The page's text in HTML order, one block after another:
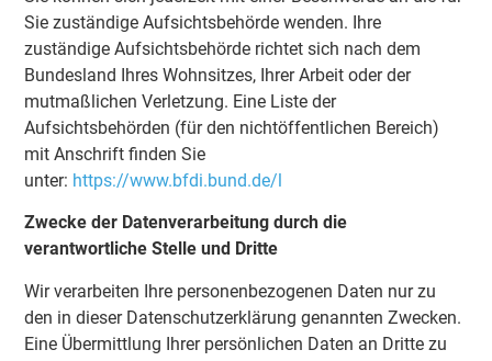
Sie zuständige Aufsichtsbehörde wenden. Ihre
zuständige Aufsichtsbehörde richtet sich nach dem
Bundesland Ihres Wohnsitzes, Ihrer Arbeit oder der
mutmaßlichen Verletzung. Eine Liste der
Aufsichtsbehörden (für den nichtöffentlichen Bereich)
mit Anschrift finden Sie
unter: https://www.bfdi.bund.de/l
Zwecke der Datenverarbeitung durch die
verantwortliche Stelle und Dritte
Wir verarbeiten Ihre personenbezogenen Daten nur zu
den in dieser Datenschutzerklärung genannten Zwecken.
Eine Übermittlung Ihrer persönlichen Daten an Dritte zu